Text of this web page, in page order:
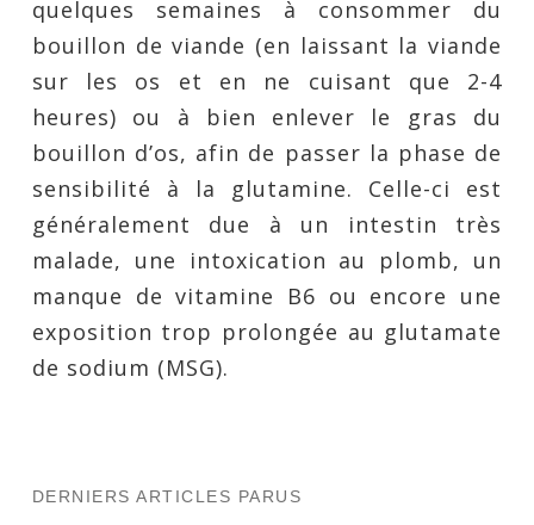
quelques semaines à consommer du
bouillon de viande (en laissant la viande
sur les os et en ne cuisant que 2-4
heures) ou à bien enlever le gras du
bouillon d’os, afin de passer la phase de
sensibilité à la glutamine. Celle-ci est
généralement due à un intestin très
malade, une intoxication au plomb, un
manque de vitamine B6 ou encore une
exposition trop prolongée au glutamate
de sodium (MSG).
DERNIERS ARTICLES PARUS